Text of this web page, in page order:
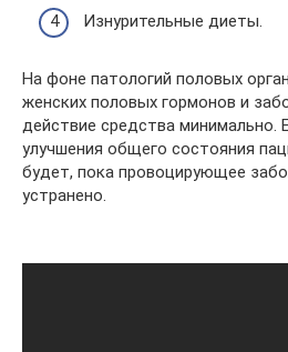
Изнурительные диеты.
На фоне патологий половых
женских половых гормонов и
действие средства минимально.
улучшения общего состояния
будет, пока провоцирующее
устранено.